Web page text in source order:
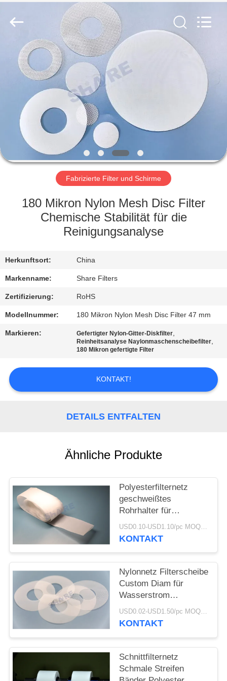
ZU
HAUSE
PRODUKTE
VIDEOS
ÜBER
WERKSBESICHTIGUNG
KONTAKT
MIT
UNS
NEUIGKEITEN
RECHTSSACHEN
SITEMAP
PRIVACY
POLICY
Limited.
Fabrizierte Filter und Schirme
180 Mikron Nylon Mesh Disc Filter
Chemische Stabilität für die
Reinigungsanalyse
Herkunftsort: China
Markenname: Share Filters
Zertifizierung: RoHS
Modellnummer: 180 Mikron Nylon Mesh Disc Filter 47 mm
Markieren: Gefertigter Nylon-Gitter-Diskfilter,
Reinheitsanalyse Naylonmaschenscheibefilter,
180 Mikron gefertigte Filter
KONTAKT!
DETAILS ENTFALTEN
Ähnliche Produkte
Polyesterfilternetz
geschweißtes
Rohrhalter für
Fräsmaschinen 23uM USD0.10-USD1.10/pc MOQ:100pcs
KONTAKT
Nylonnetz Filterscheibe
Custom Diam für
Wasserstrom
Geradliner im TestgerätUSD0.02-USD1.50/pc MOQ:200pcs
KONTAKT
Schnittfilternetz
Schmale Streifen